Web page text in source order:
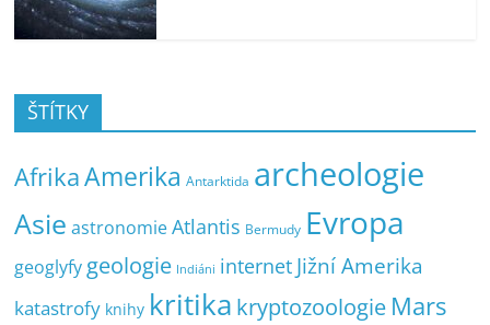
ŠTÍTKY
AfrikaAmerika Antarktida archeologie
Asie astronomie Atlantis Bermudy Evropa
geoglyfy geologie Indiáni internet Jižní Amerika
katastrofy knihy kritika kryptozoologie Mars